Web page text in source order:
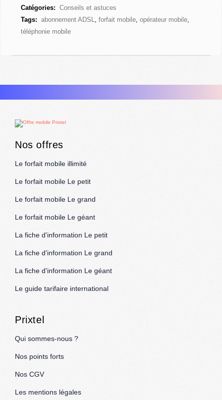
Catégories:
Conseils et astuces
Tags:
abonnement ADSL,forfait mobile,opérateur mobile,
téléphonie mobile
Nos offres
Le forfait mobile illimité
Le forfait mobile Le petit
Le forfait mobile Le grand
Le forfait mobile Le géant
La fiche d'information Le petit
La fiche d'information Le grand
La fiche d'information Le géant
Le guide tarifaire international
Prixtel
Qui sommes-nous ?
Nos points forts
Nos CGV
Les mentions légales